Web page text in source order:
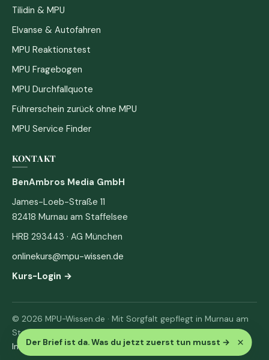
Der Brief ist da. Was du jetzt zuerst tun musst → ×
Tilidin & MPU
Elvanse & Autofahren
MPU Reaktionstest
MPU Fragebogen
MPU Durchfallquote
Führerschein zurück ohne MPU
MPU Service Finder
KONTAKT
BenAmbros Media GmbH
James-Loeb-Straße 11
82418 Murnau am Staffelsee
HRB 293443 · AG München
onlinekurs@mpu-wissen.de
Kurs-Login →
© 2026 MPU-Wissen.de · Mit Sorgfalt gepflegt in Murnau am
Staffelsee
Impressum· Datenschutz & AGB